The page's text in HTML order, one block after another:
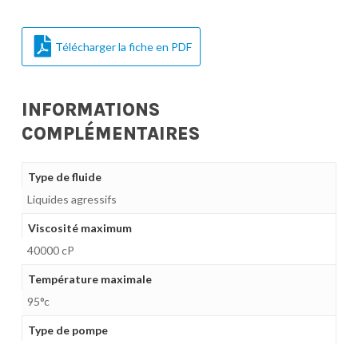
Télécharger la fiche en PDF
INFORMATIONS
COMPLÉMENTAIRES
Type de fluide
Liquides agressifs
Viscosité maximum
40000 cP
Température maximale
95°c
Type de pompe